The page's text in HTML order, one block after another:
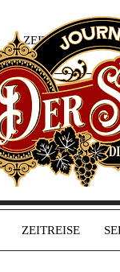
ZEITREISE
ZEITREISE